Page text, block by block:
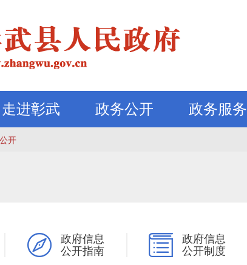
走进彰武 政务公开 政务服务
开
政府信息
公开指南
政府信息
公开制度